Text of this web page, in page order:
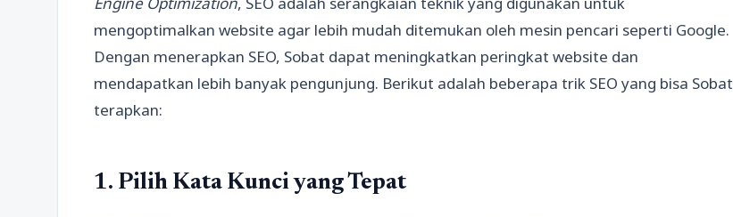
mengoptimalkan website agar lebih mudah ditemukan oleh mesin pencari seperti Google.
Dengan menerapkan SEO, Sobat dapat meningkatkan peringkat website dan
mendapatkan lebih banyak pengunjung. Berikut adalah beberapa trik SEO yang bisa Sobat
terapkan:
1. Pilih Kata Kunci yang Tepat